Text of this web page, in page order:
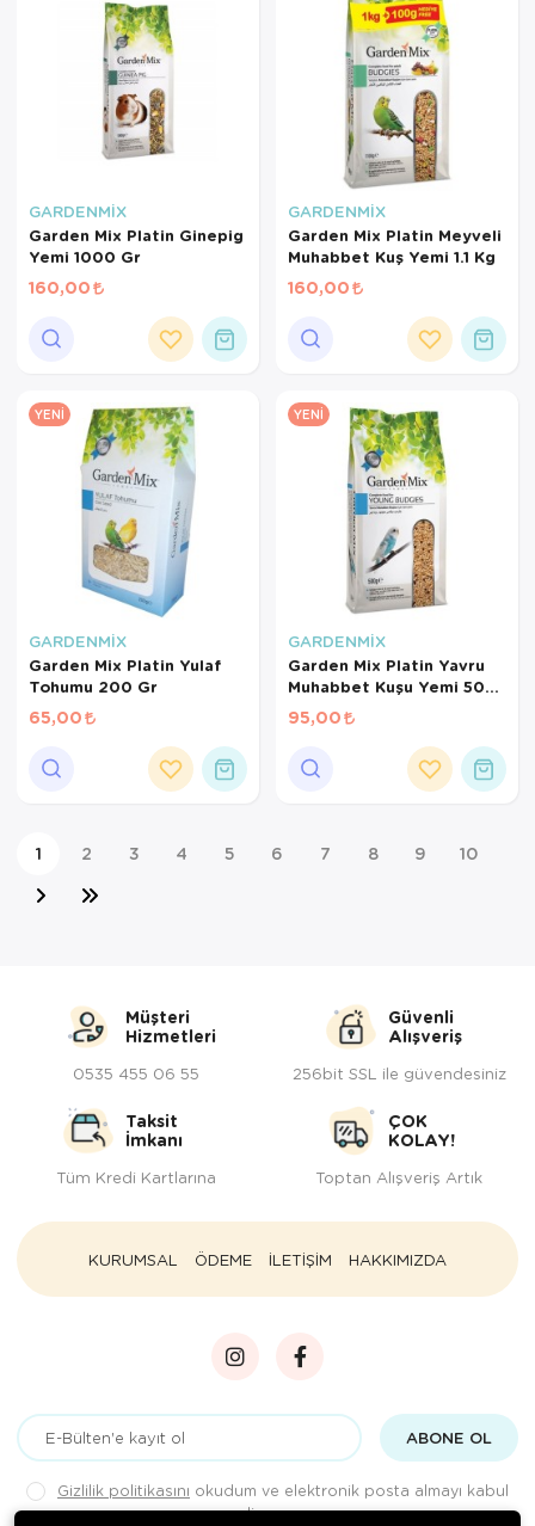
GARDENMİX
Garden Mix Platin Ginepig
Yemi 1000 Gr
160,00
GARDENMİX
Garden Mix Platin Meyveli
Muhabbet Kuş Yemi 1.1 Kg
160,00
YENI
GARDENMİX
Garden Mix Platin Yulaf
Tohumu 200 Gr
65,00
YENI
GARDENMİX
Garden Mix Platin Yavru
Muhabbet Kuşu Yemi 500
Gr
95,00
1 2 3 4 5 6 7 8 9 10
Müşteri
Hizmetleri
0535 455 06 55
Güvenli
Alışveriş
256bit SSL ile güvendesiniz
Taksit
İmkanı
Tüm Kredi Kartlarına
ÇOK
KOLAY!
Toptan Alışveriş Artık
KURUMSAL ÖDEME İLETİŞİM HAKKIMIZDA
ABONE OL
Gizlilik politikasını okudum ve elektronik posta almayı kabul
ediyorum.